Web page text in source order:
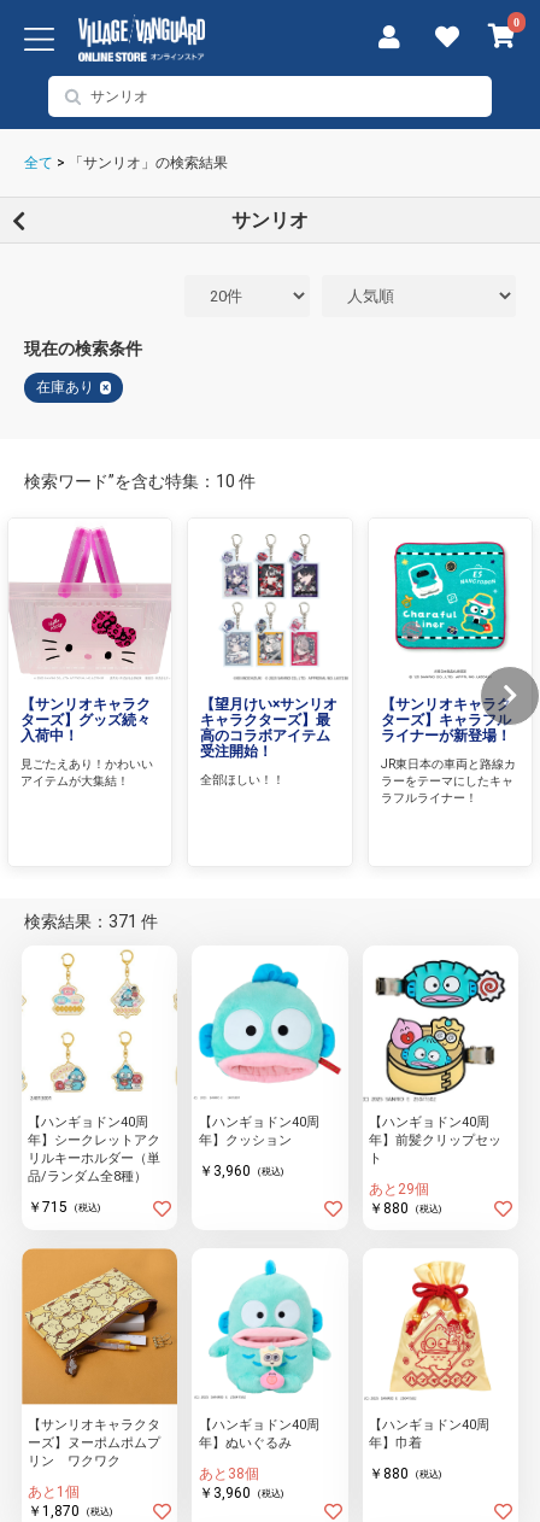
0
全て > 「サンリオ」の検索結果
サンリオ
現在の検索条件
在庫あり ×
検索ワード”を含む特集：10 件
【サンリオキャラク
ターズ】グッズ続々
入荷中！
見ごたえあり！かわいい
アイテムが大集結！
【望月けい×サンリオ
キャラクターズ】最
高のコラボアイテム
受注開始！
全部ほしい！！
【サンリオキャラク
ターズ】キャラフル
ライナーが新登場！
JR東日本の車両と路線カ
ラーをテーマにしたキャ
ラフルライナー！
検索結果：371 件
【ハンギョドン40周
年】シークレットアク
リルキーホルダー（単
品/ランダム全8種）
￥715 (税込)
【ハンギョドン40周
年】クッション
￥3,960 (税込)
【ハンギョドン40周
年】前髪クリップセッ
ト
あと29個
￥880
(税込)
【サンリオキャラクタ
ーズ】ヌーポムポムプ
リン ワクワク
あと1個
￥1,870
(税込)
【ハンギョドン40周
年】ぬいぐるみ
あと38個
￥3,960
(税込)
【ハンギョドン40周
年】巾着
￥880 (税込)
イラストレ
ーター
アダルトグ